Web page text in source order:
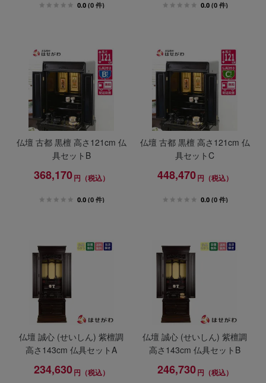
0.0 (0 件) 0.0 (0 件)
仏壇 古都 黒檀 高さ121cm 仏
具セットB
368,170円（税込）
0.0 (0 件)
仏壇 古都 黒檀 高さ121cm 仏
具セットC
448,470円（税込）
0.0 (0 件)
仏壇 誠心 (せいしん) 紫檀調
高さ143cm 仏具セットA
234,630円（税込）
仏壇 誠心 (せいしん) 紫檀調
高さ143cm 仏具セットB
246,730円（税込）